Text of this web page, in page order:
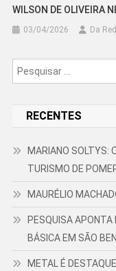
WILSON DE OLIVEIRA
03/04/2026 Da
RECENTES
MARIANO SOLTYS:
TURISMO DE
MAURÉLIO
PESQUISA APONTA
BÁSICA EM SÃO
METAL É